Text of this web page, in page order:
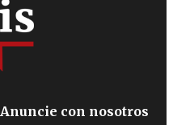
Anuncie con nosotros